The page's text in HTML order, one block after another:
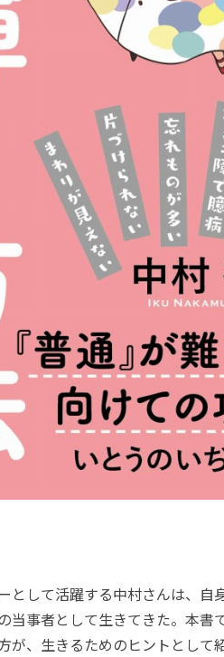
として活躍する中村さんは、自
当事者として生きてきた。本書
が、生きるためのヒントとして